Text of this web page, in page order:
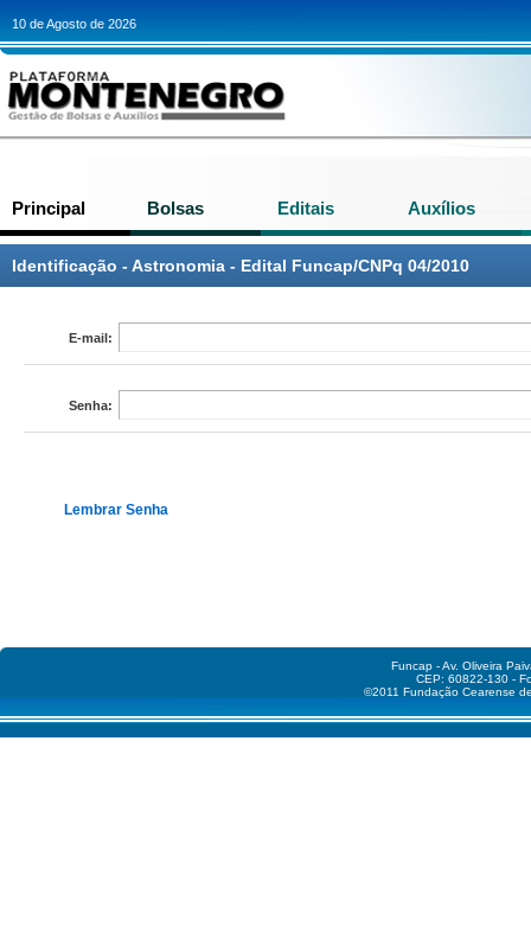
Funcap - Av. Oliveira
CEP: 60822-130 -
©2011 Fundação Cearense